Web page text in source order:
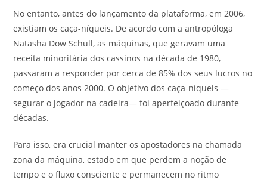
No entanto, antes do lançamento da plataforma, em 2006,
existiam os caça-níqueis. De acordo com a antropóloga
Natasha Dow Schüll, as máquinas, que geravam uma
receita minoritária dos cassinos na década de 1980,
passaram a responder por cerca de 85% dos seus lucros no
começo dos anos 2000. O objetivo dos caça-níqueis —
segurar o jogador na cadeira— foi aperfeiçoado durante
décadas.
Para isso, era crucial manter os apostadores na chamada
zona da máquina, estado em que perdem a noção de
tempo e o fluxo consciente e permanecem no ritmo